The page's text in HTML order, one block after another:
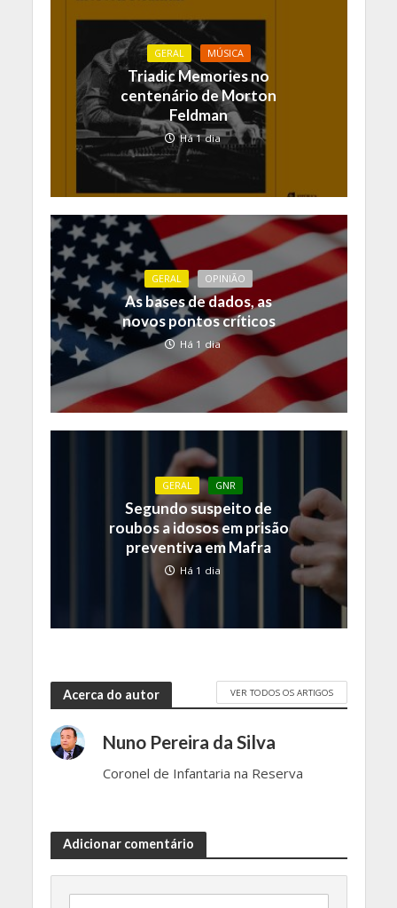
GERAL MÚSICA
Triadic Memories no
centenário de Morton
Feldman
Há 1 dia
GERAL OPINIÃO
As bases de dados, as
novos pontos críticos
Há 1 dia
GERAL GNR
Segundo suspeito de
roubos a idosos em prisão
preventiva em Mafra
Há 1 dia
Acerca do autor VER TODOS OS ARTIGOS
Nuno Pereira da Silva
Coronel de Infantaria na Reserva
Adicionar comentário